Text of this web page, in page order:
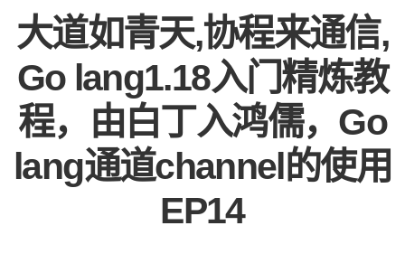
大道如青天,协程来通信,
Go lang1.18入门精炼教
程，由白丁入鸿儒，Go
lang通道channel的使用
EP14